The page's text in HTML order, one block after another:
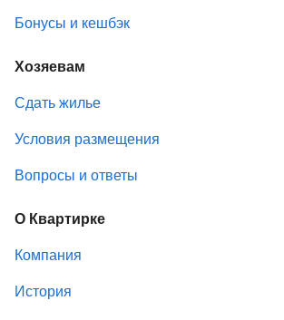
Бонусы и кешбэк
Хозяевам
Сдать жилье
Условия размещения
Вопросы и ответы
О Квартирке
Компания
История